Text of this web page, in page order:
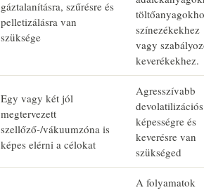
gáztalanításra, szűrésre és
pelletizálásra van
szüksége
színezékekhez
vagy
keverékekhez.
Egy vagy két jól
megtervezett
szellőző-/vákuumzóna is
képes elérni a célokat
Agresszívabb
devolatilizációs
képességre és
keverésre van
szükséged
A folyamatok